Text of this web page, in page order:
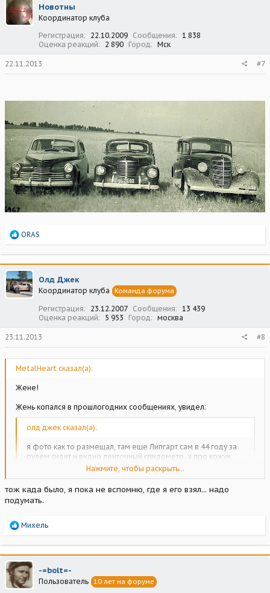
и
и
Новотны
Координатор клуба
Регистрация
22.10.2009 Сообщения
1 838
Оценка реакций
2 890 Город Мск
22.11.2013 #7
Р
а
к
ц
и
и
ORAS
Олд Джек
Координатор клуба Команда форума
Регистрация 23.12.2007 Сообщения
13 439
Оценка реакций
5 953 Город москва
23.11.2013 #8
MetalHeart сказал(а):
Жене!
Жень копался в прошлогодних сообщениях, увидел:
олд джек сказал(а):
я фото как то размещал, там еще Липгарт сам в 44 году за
рулем сидит и видно ленточный спидометр, а про кожух
мотора в салоне много где написано...
Можно попросить повторить фото или дать на него ссылку?
Нажмите, чтобы раскрыть...
тож када было, я пока не вспомню, где я его взял... надо
подумать.
Р
а
к
ц
и
и
Михель
-=bolt=-
Пользователь 10 лет на форуме